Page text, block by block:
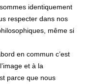
identiquement
respecter dans nos
même si
en commun c’est
et à la
parce que nous